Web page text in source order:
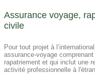
Assurance voyage,
civile
Pour tout projet à
assurance-voyage
rapatriement et qui inclut une
activité professionnelle à